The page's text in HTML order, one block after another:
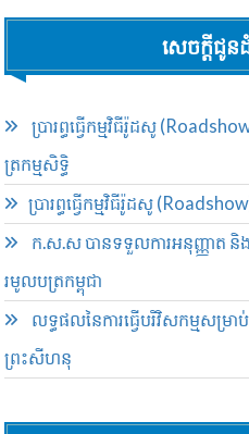
សេចក្ដីជូ
ប្រារព្ធ​ធ្វើ​កម្មវិធី​រ៉ូដ​សូ
ត្រ​កម្មសិទ្ធិ​
ប្រារព្ធ​ធ្វើ​កម្មវិធី​រ៉ូដ​សូ
ក​.​ស​.​ស បាន​ទទួល​ការអនុញ្ញាត និង​
រមូល​បត្រកម្ពុជា
លទ្ធផលនៃការធ្វើបរិវិសកម្មសម្
ព្រះសីហនុ